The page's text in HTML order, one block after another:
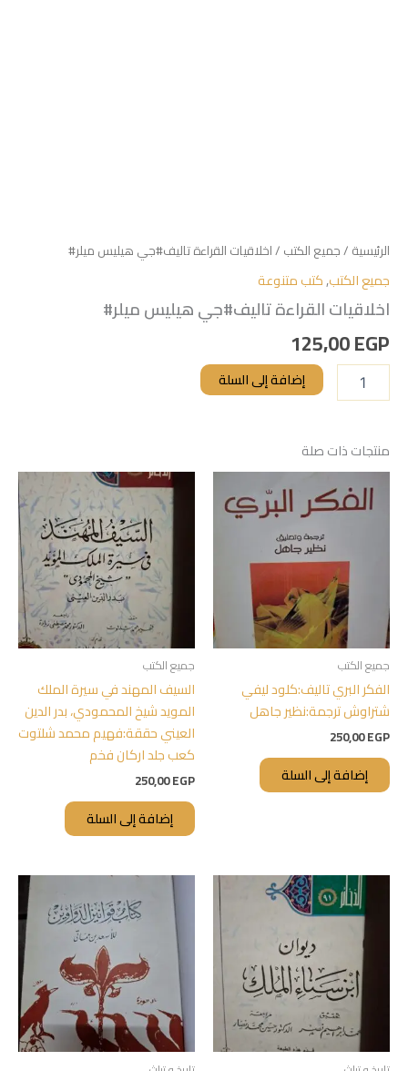
الرئيسية /جميع الكتب / اخلاقيات القراءة تاليف#جي هيليس ميلر#
جميع الكتب,كتب متنوعة
اخلاقيات القراءة تاليف#جي هيليس ميلر#
125,00EGP
إضافة إلى السلة
منتجات ذات صلة
جميع الكتب
الفكر البري تاليف:كلود ليفي
شتراوش ترجمة:نظير جاهل
250,00EGP
إضافة إلى السلة
جميع الكتب
السيف المهند في سيرة الملك
المويد شيخ المحمودي، بدر الدين
العيني حققة:فهيم محمد شلتوت
كعب جلد اركان فخم
250,00EGP
إضافة إلى السلة